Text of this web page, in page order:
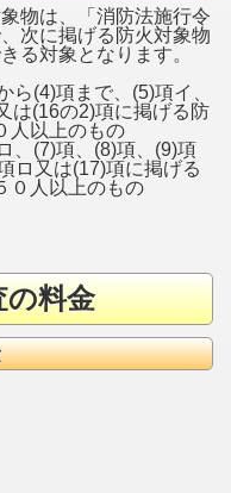
物は、「消防法施行令
次に掲げる防火対象物
る対象となります。
ら(4)項まで、(5)項イ、
は(16の2)項に掲げる防
人以上のもの
、(7)項、(8)項、(9)項
ロ又は(17)項に掲げる
０人以上のもの
の料金